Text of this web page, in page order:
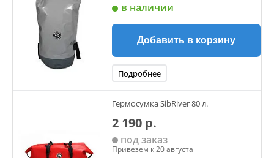
в наличии
Добавить в корзину
Подробнее
Гермосумка SibRiver 80 л.
2 190 р.
под заказ
Привезем к 20 августа